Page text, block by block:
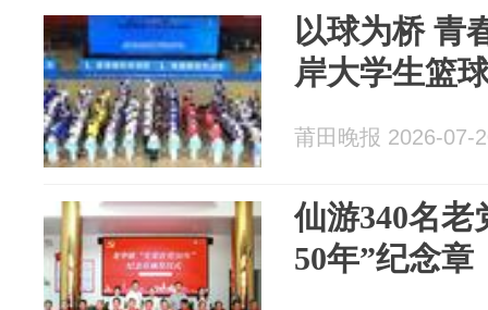
以球为桥 青
岸大学生篮
莆田晚报 2026-07-
仙游340名老
50年”纪念章